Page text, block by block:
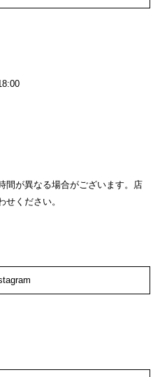
間が異なる場合がございます。店
せください。